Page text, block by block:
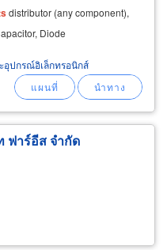
distributor (any component),
Diode
อุปกรณ์อิเล็กทรอนิกส์
ฟาร์อีส จำกัด